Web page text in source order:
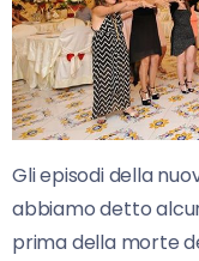
Gli episodi della
abbiamo detto
prima della morte